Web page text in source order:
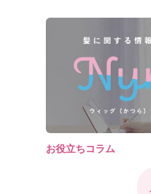
お役立ちコラム